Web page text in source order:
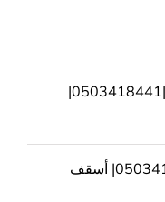
تركيب جبس بورد في راس الخيمة |0503418441|
تركيب فورسيلنج في العين |0503418441| أسقف